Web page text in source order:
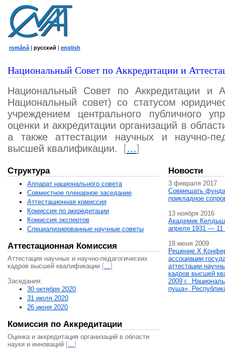
română | русский | english
Национальный Совет по Аккредитации и
Национальный Совет по Аккредитации и
Национальный совет) со статусом
учреждением центрального публичного
оценки и аккредитации организаций в
а также аттестации научных и научно-
высшей квалификации.
[…]
Структура
Аппарат национального совета
Совместное пленарное заседание
Аттестационная комисcия
Комиссия по аккредитации
Комиссия экспертов
Специализированные научные советы
Аттестационная Комиссия
Аттестация научных и научно-педагогических
кадров высшей квалификации […]
Заседания:
30 октября 2020
31 июля 2020
26 июня 2020
Комиссия по Аккредитации
Оценка и аккредитация организаций в области
науки и инноваций […]
Новости
3 февраля 2017
Совмещать
прикладное
13 ноября 2016
Академик
апреля 1931 — 11
18 июня 2009
Решение X
ассоциации
аттестации
кадров высшей
2009 г.,
пуща»,